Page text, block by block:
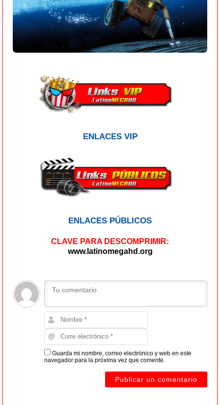
ENLACES VIP
ENLACES PÚBLICOS
CLAVE PARA DESCOMPRIMIR:
www.latinomegahd.org
Guarda mi nombre, correo electrónico y web en este
navegador para la próxima vez que comente.